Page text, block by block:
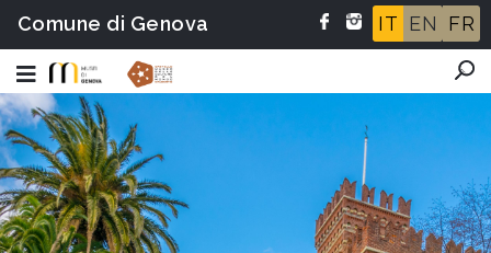
Comune di Genova IT EN FR